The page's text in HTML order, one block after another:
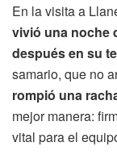
En la visita a
vivió una noche
después en su
samario, que no
rompió una
mejor manera:
vital para el